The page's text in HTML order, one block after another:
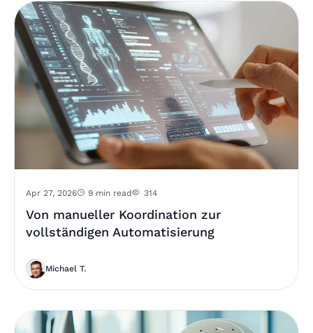
Apr 27, 2026 9 min read 314
Von manueller Koordination zur
vollständigen Automatisierung
Michael T.